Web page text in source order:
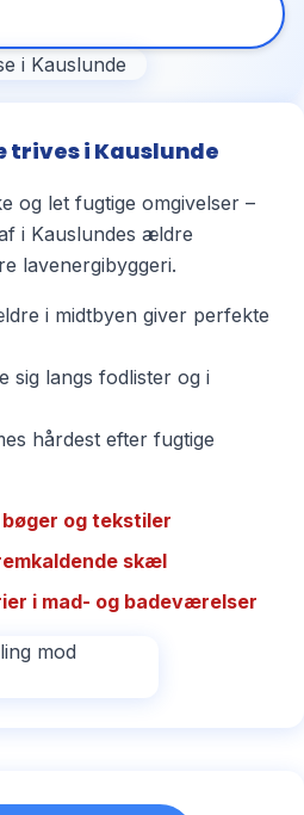
i Kauslunde
og let fugtige omgivelser –
i Kauslundes ældre
lavenergibyggeri.
i midtbyen giver perfekte
sig langs fodlister og i
hårdest efter fugtige
og tekstiler
skæl
i mad- og badeværelser